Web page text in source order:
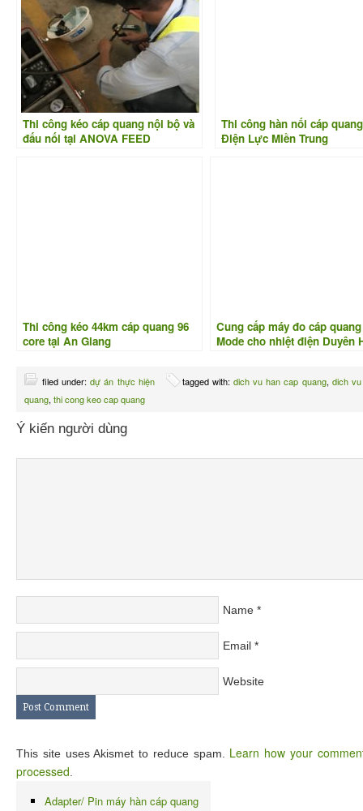
Thi công kéo cáp quang nội bộ và
đấu nối tại ANOVA FEED
Thi công hàn nối cáp
Điện Lực Miền Trung
Thi công kéo 44km cáp quang 96
core tại An Giang
Cung cấp máy đo cáp
Mode cho nhiệt điện Duyên
filed under:dự án thực hiện tagged with: dich vu han cap quang, dich
quang, thi cong keo cap quang
Ý kiến người dùng
Name *
Email *
Website
This site uses Akismet to reduce spam. Learn how your
processed
Adapter/ Pin máy hàn cáp quang